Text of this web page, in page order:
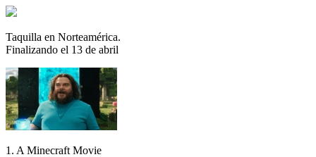
Taquilla en Norteamérica.
Finalizando el 13 de abril
1. A Minecraft Movie